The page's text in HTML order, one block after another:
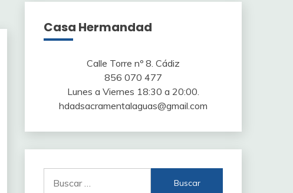
Casa Hermandad
Calle Torre nº 8. Cádiz
856 070 477
Lunes a Viernes 18:30 a 20:00.
hdadsacramentalaguas@gmail.com